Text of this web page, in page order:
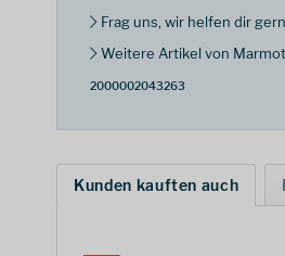
Frag uns, wir helfen dir
Weitere Artikel von Marmot
2000002043263
Kunden kauften auch